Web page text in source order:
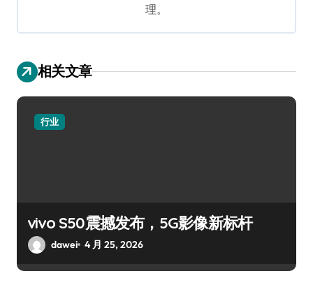
理。
相关文章
行业
vivo S50震撼发布，5G影像新标杆
dawei 4 月 25, 2026